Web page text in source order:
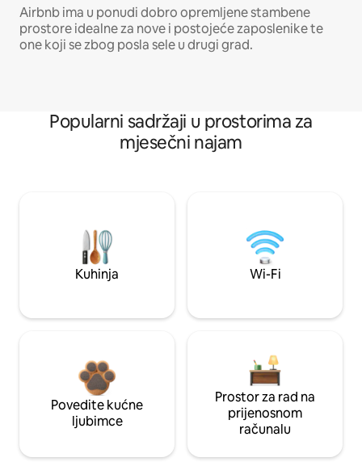
Airbnb ima u ponudi dobro opremljene stambene
prostore idealne za nove i postojeće zaposlenike te
one koji se zbog posla sele u drugi grad.
Popularni sadržaji u prostorima za
mjesečni najam
Kuhinja Wi-Fi
Povedite kućne
ljubimce
Prostor za rad na
prijenosnom
računalu